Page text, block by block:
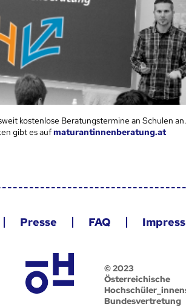
kostenlose Beratungstermine an Schulen
gibt es aufmaturantinnenberatung.at
Presse FAQ
© 2023
Österreichische
Bundesvertretung